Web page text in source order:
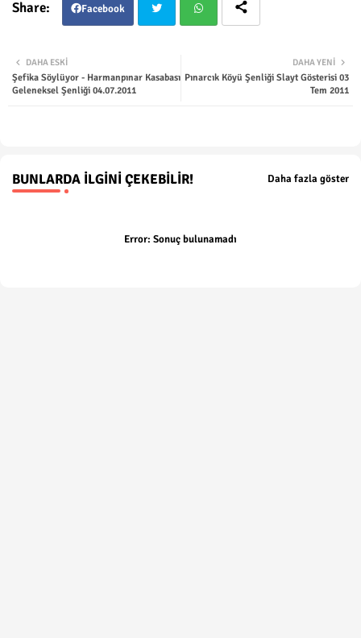
Facebook
ter tsap
DAHA YENI
Pınarcık Köyü Şenliği Slayt Gösterisi 03
Tem 2011
DAHA ESKI
Şefika Söylüyor - Harmanpınar Kasabası
Geleneksel Şenliği 04.07.2011
BUNLARDA İLGINI ÇEKEBILIR! Daha fazla göster
Error: Sonuç bulunamadı